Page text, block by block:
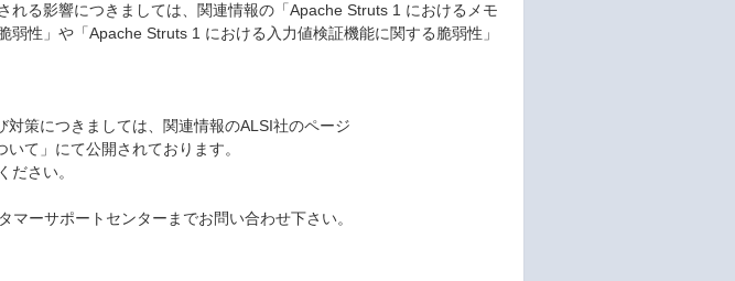
れる影響につきましては、関連情報の「Apache Struts 1 におけるメモ
弱性」や「Apache Struts 1 における入力値検証機能に関する脆弱性」
策につきましては、関連情報のALSI社のページ
て」にて公開されております。
ださい。
マーサポートセンターまでお問い合わせ下さい。